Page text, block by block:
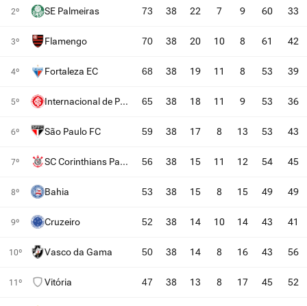
2º SE Palmeiras 73 38 22 7 9 60 33
3º Flamengo 70 38 20 10 8 61 42
4º Fortaleza EC 68 38 19 11 8 53 39
5º Internacional de Porto Alegre 65 38 18 11 9 53 36
6º São Paulo FC 59 38 17 8 13 53 43
7º SC Corinthians Paulista 56 38 15 11 12 54 45
8º Bahia 53 38 15 8 15 49 49
9º Cruzeiro 52 38 14 10 14 43 41
10º Vasco da Gama 50 38 14 8 16 43 56
11º Vitória 47 38 13 8 17 45 52